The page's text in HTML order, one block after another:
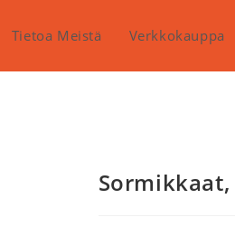
Tietoa Meistä Verkkokauppa
Sormikkaat,